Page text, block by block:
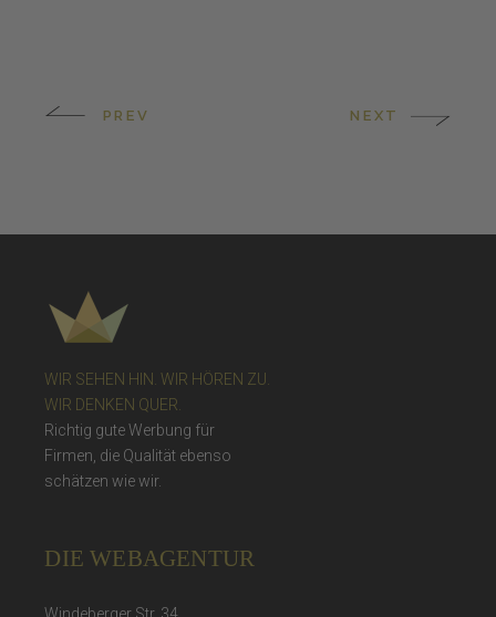
PREV NEXT
WIR SEHEN HIN. WIR HÖREN ZU.
WIR DENKEN QUER.
Richtig gute Werbung für
Firmen, die Qualität ebenso
schätzen wie wir.
DIE WEBAGENTUR